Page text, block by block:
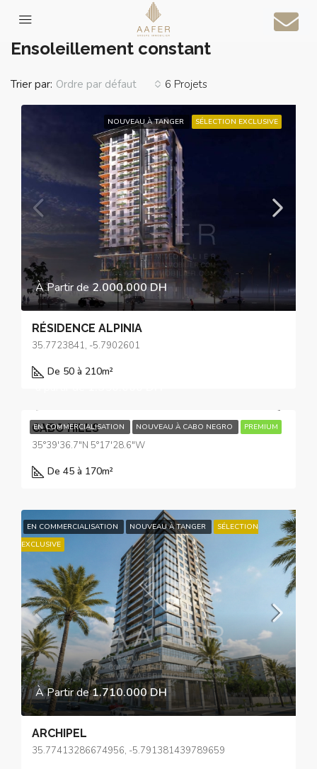
Accueil Ensoleillement constant
Ensoleillement constant
6 Projets
Trier par: Ordre par défaut
NOUVEAU À TANGER SÉLECTION EXCLUSIVE
À Partir de2.000.000 DH
RÉSIDENCE ALPINIA
35.7723841, -5.7902601
De 50 à 210m²
EN COMMERCIALISATION NOUVEAU À CABO NEGRO PREMIUM
CABO HILLS
35°39'36.7"N 5°17'28.6"W
De 45 à 170m²
EN COMMERCIALISATION NOUVEAU À TANGER
SÉLECTION
EXCLUSIVE
À Partir de1.710.000 DH
ARCHIPEL
35.77413286674956, -5.791381439789659